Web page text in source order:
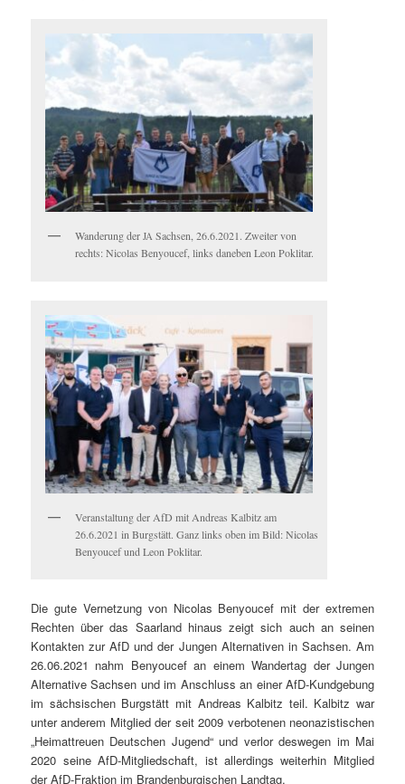
Wan­derung derJA Sach­sen, 26.6.2021. Zweit­er von
rechts: Nico­las Beny­oucef, links daneben Leon Poklitar.
Ver­anstal­tung der AfD mit Andreas Kalb­itz am
26.6.2021 in Burgstätt. Ganz links oben im Bild: Nico­las
Beny­oucef und Leon Poklitar.
Die gute Ver­net­zung von Nico­las Beny­oucef mit der extremen
Recht­en über das Saar­land hin­aus zeigt sich auch an seinen
Kon­tak­ten zur AfD und der Jun­gen Alter­na­tiv­en in Sach­sen. Am
26.06.2021 nahm Beny­oucef an einem Wan­dertag der Jun­gen
Alter­na­tive Sach­sen und im Anschluss an ein­er AfD-Kundge­bung
im säch­sis­chen Burgstätt mit Andreas Kalb­itz teil. Kalb­itz war
unter anderem Mit­glied der seit 2009 ver­bote­nen neon­azis­tis­chen
„Heimat­treuen Deutschen Jugend“ und ver­lor deswe­gen im Mai
2020 seine AfD-Mit­glied­schaft, ist allerd­ings weit­er­hin Mit­glied
der AfD-Frak­tion im Bran­den­bur­gis­chen Landtag.